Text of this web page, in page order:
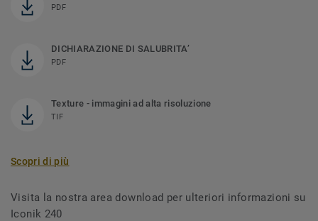
PDF
DICHIARAZIONE DI SALUBRITA’
PDF
Texture - immagini ad alta risoluzione
TIF
Scopri di più
Visita la nostra area download per ulteriori informazioni su
Iconik 240